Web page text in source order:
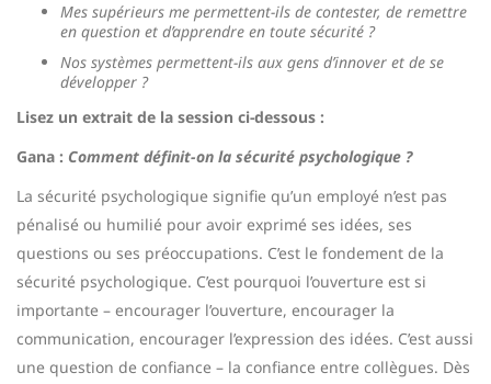
Mes supérieurs me permettent-ils de contester, de remettre
en question et d’apprendre en toute sécurité ?
Nos systèmes permettent-ils aux gens d’innover et de se
développer ?
Lisez un extrait de la session ci-dessous :
Gana : Comment définit-on la sécurité psychologique ?
La sécurité psychologique signifie qu’un employé n’est pas
pénalisé ou humilié pour avoir exprimé ses idées, ses
questions ou ses préoccupations. C’est le fondement de la
sécurité psychologique. C’est pourquoi l’ouverture est si
importante – encourager l’ouverture, encourager la
communication, encourager l’expression des idées. C’est aussi
une question de confiance – la confiance entre collègues. Dès